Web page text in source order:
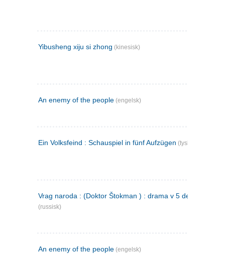
Yibusheng xiju si zhong (kinesisk)
An enemy of the people (engelsk)
Ein Volksfeind : Schauspiel in fünf Aufzügen (tysk)
Vrag naroda : (Doktor Štokman ) : drama v 5 dejstvijach
(russisk)
An enemy of the people (engelsk)